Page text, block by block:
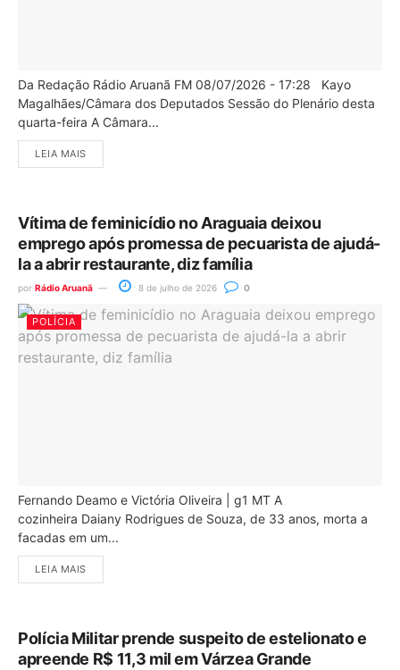
Da Redação Rádio Aruanã FM 08/07/2026 - 17:28 Kayo
Magalhães/Câmara dos Deputados Sessão do Plenário desta
quarta-feira A Câmara...
LEIA MAIS
Vítima de feminicídio no Araguaia deixou
emprego após promessa de pecuarista de ajudá-
la a abrir restaurante, diz família
por Rádio Aruanã 8 de julho de 2026 0
POLÍCIA
Fernando Deamo e Victória Oliveira | g1 MT A
cozinheira Daiany Rodrigues de Souza, de 33 anos, morta a
facadas em um...
LEIA MAIS
Polícia Militar prende suspeito de estelionato e
apreende R$ 11,3 mil em Várzea Grande